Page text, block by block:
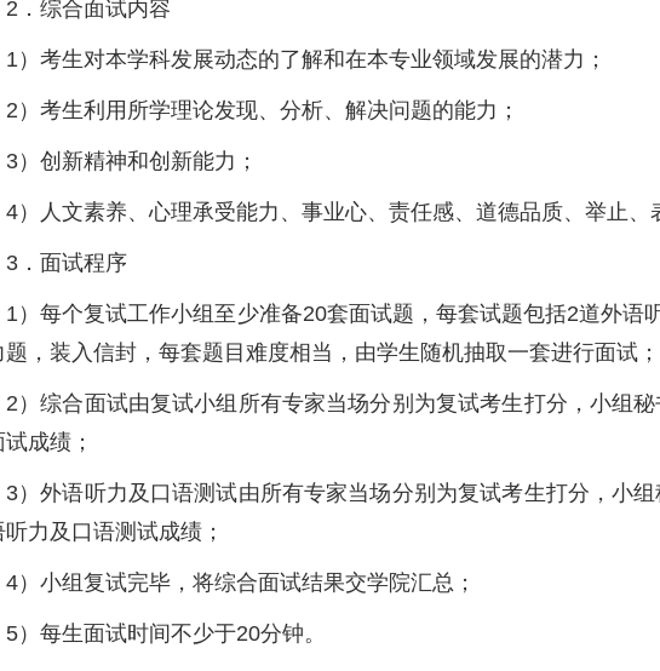
2．综合面试内容
1）考生对本学科发展动态的了解和在本专业领域发展的潜力；
2）考生利用所学理论发现、分析、解决问题的能力；
3）创新精神和创新能力；
4）人文素养、心理承受能力、事业心、责任感、道德品质、举止、
3．面试程序
1）每个复试工作小组至少准备20套面试题，每套试题包括2道外语
题，装入信封，每套题目难度相当，由学生随机抽取一套进行面试；
2）综合面试由复试小组所有专家当场分别为复试考生打分，小组
成绩；
3）外语听力及口语测试由所有专家当场分别为复试考生打分，小
力及口语测试成绩；
4）小组复试完毕，将综合面试结果交学院汇总；
5）每生面试时间不少于20分钟。